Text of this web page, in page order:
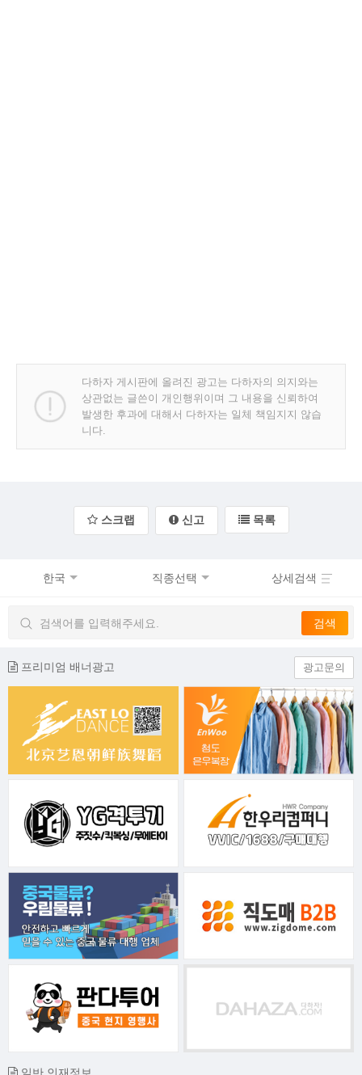
다하자 게시판에 올려진 광고는 다하자의 의지와는
상관없는 글쓴이 개인행위이며 그 내용을 신뢰하여
발생한 후과에 대해서 다하자는 일체 책임지지 않습
니다.
스크랩 신고 목록
한국 직종선택 상세검색
프리미엄 배너광고 광고문의